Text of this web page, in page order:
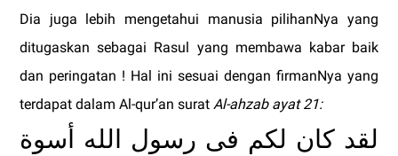
Dia juga lebih mengetahui manusia pilihanNya yang
ditugaskan sebagai Rasul yang membawa kabar baik
dan peringatan ! Hal ini sesuai dengan firmanNya yang
terdapat dalam Al-qur’an surat Al-ahzab ayat 21:
لقد كان لكم فى رسول الله أسوة